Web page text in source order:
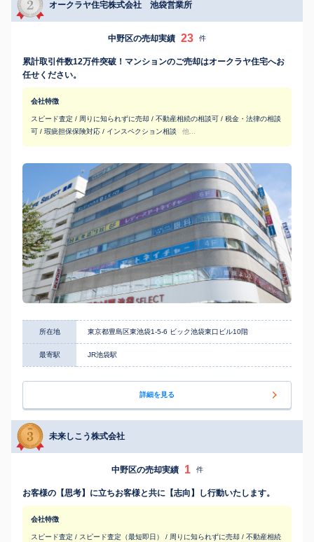
オークラヤ住宅株式会社 池袋営業所
中野区の売却実績 23 件
累計取引件数12万件突破！マンションのご売却はオークラヤ住宅へお
任せください。
会社特徴
スピード査定 / 周りに知られずに売却 / 不動産相続の相談可 / 税金・法律の相談
可 / 瑕疵担保保険対応 / インスペクション相談
他...
所在地 東京都豊島区東池袋1-5-6 ビック池袋東口ビル10階
最寄駅 JR池袋駅
詳細を見る
未来しこう株式会社
中野区の売却実績 1 件
お客様の【思考】に立ちお客様と共に【志向】し行動いたします。
会社特徴
スピード査定 / スピード査定（最短即日） / 周りに知られずに売却 / 不動産相続